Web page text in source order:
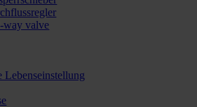
way valve
Lebenseinstellung